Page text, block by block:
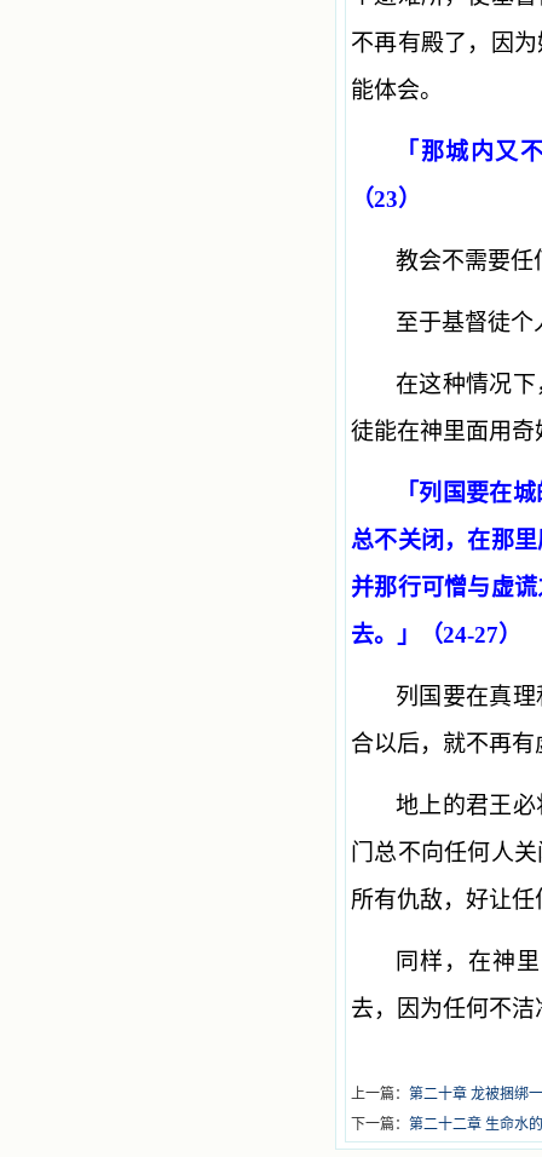
不再有殿了，因
能体会。
「那城内又
（23）
教会不需要任
至于基督徒
在这种情况
徒能在神里面用
「列国要在
总不关闭，在那
并那行可憎与虚
去。」（24-27）
列国要在真
合以后，就不再
地上的君王
门总不向任何人
所有仇敌，好让
同样，在神
去，因为任何不
上一篇： 第二十章 龙被捆绑
下一篇： 第二十二章 生命水